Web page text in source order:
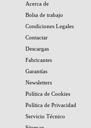
Acerca de
Bolsa de trabajo
Condiciones Legales
Contactar
Descargas
Fabricantes
Garantías
Newsletters
Política de Cookies
Política de Privacidad
Servicio Técnico